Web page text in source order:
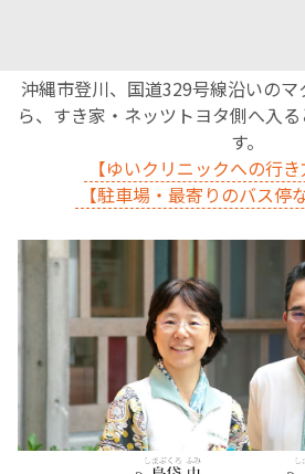
沖縄市登川、国道329号線沿いの
ら、すき家・ネッツトヨタ側へ入
す。
【ゆいクリニックへの行き
【駐車場・最寄りのバス停